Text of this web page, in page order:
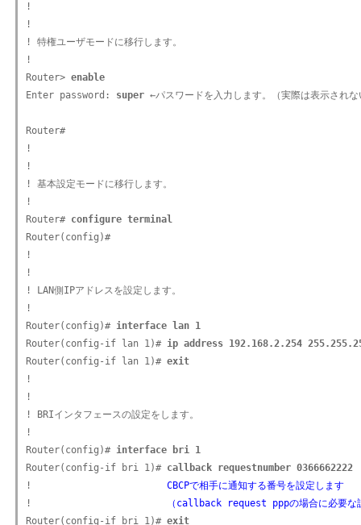
!
!
! 特権ユーザモードに移行します。
!
Router> enable
Enter password: super ←パスワードを入力します。（実際は表示されな
Router#
!
!
! 基本設定モードに移行します。
!
Router# configure terminal
Router(config)#
!
!
! LAN側IPアドレスを設定します。
!
Router(config)# interface lan 1
Router(config-if lan 1)# ip address 192.168.2.254
Router(config-if lan 1)# exit
!
!
! BRIインタフェースの設定をします。
!
Router(config)# interface bri 1
Router(config-if bri 1)# callback requestnumber 0366662222
! CBCPで相手に通知する番号を設定します
!
（callback request pppの場合に必要な
Router(config-if bri 1)# exit